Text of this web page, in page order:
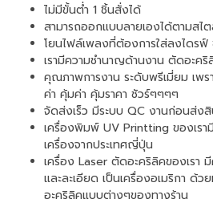
ไม่มีขั้นต่ำ 1 ชิ้นสั่งได้
สามารถออกแบบลายเองได้ตามสไ
โยนไฟล์เพลงที่ต้องการใส่ลงไดร
เรามีความชำนาญด้านงาน ตัดอะค
คุณภาพการงาน ระดับพรีเมี่ยม เพร
ค่า คุ้มค่า คุ้มราคา ชัวร์ๆๆๆๆ
จัดส่งเร็ว มีระบบ QC งานก่อนส่ง
เครื่องพิมพ์ UV Printting ของเร
เครื่องจากประเทศญี่ปุ่น
เครื่อง Laser ตัดอะคริลิคของเร
และละเอียด เป็นเครื่องอเมริกา ด้
อะคริลิคแบบต่างๆของทางร้าน